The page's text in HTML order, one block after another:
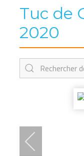
Tuc de
2020